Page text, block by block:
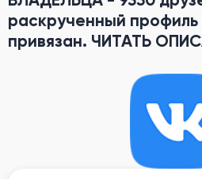
раскрученный
привязан. ЧИТАТЬ